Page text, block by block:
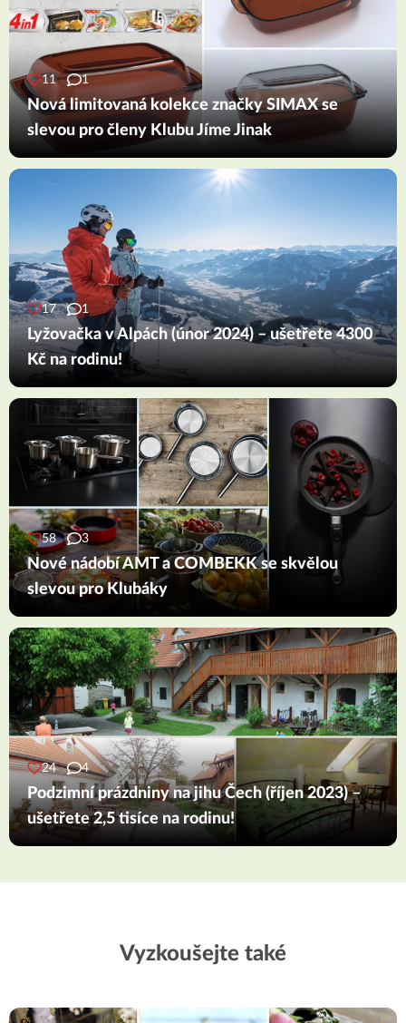
11 1
Nová limitovaná kolekce značky SIMAX se
slevou pro členy Klubu Jíme Jinak
17 1
Lyžovačka v Alpách (únor 2024) – ušetřete 4300
Kč na rodinu!
58 3
Nové nádobí AMT a COMBEKK se skvělou
slevou pro Klubáky
24 4
Podzimní prázdniny na jihu Čech (říjen 2023) –
ušetřete 2,5 tisíce na rodinu!
Vyzkoušejte také